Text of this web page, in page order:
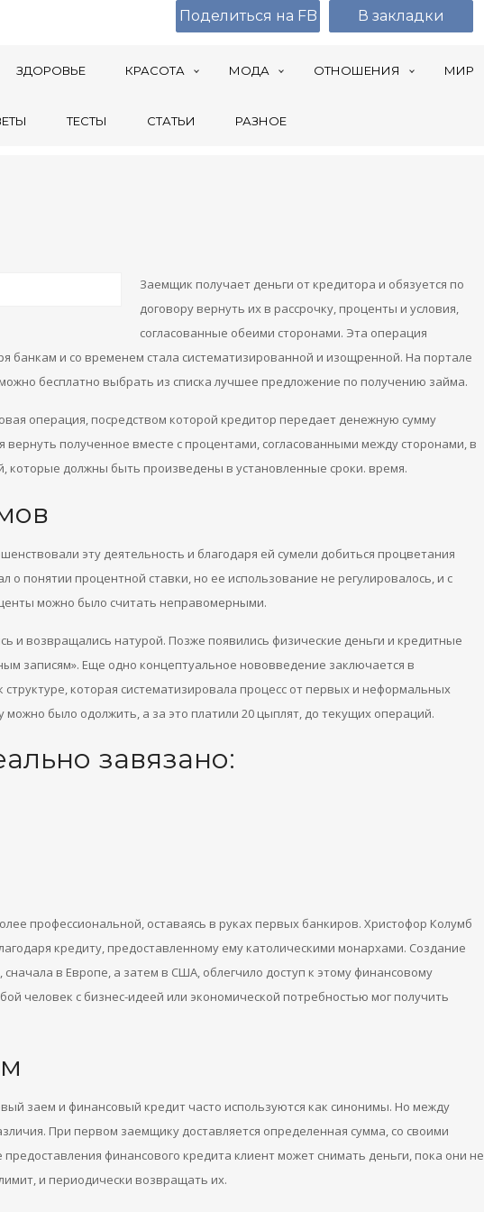
ЗДОРОВЬЕ КРАСОТА МОДА ОТНОШЕНИЯ МИР
ТЕСТЫ СТАТЬИ РАЗНОЕ
Заемщик получает деньги от кредитора и обязуется по
договору вернуть их в рассрочку, проценты и условия,
согласованные обеими сторонами. Эта операция
банкам и со временем стала систематизированной и изощренной. На портале
можно бесплатно выбрать из списка лучшее предложение по получению займа.
операция, посредством которой кредитор передает денежную сумму
вернуть полученное вместе с процентами, согласованными между сторонами, в
которые должны быть произведены в установленные сроки. время.
эту деятельность и благодаря ей сумели добиться процветания
о понятии процентной ставки, но ее использование не регулировалось, и с
можно было считать неправомерными.
и возвращались натурой. Позже появились физические деньги и кредитные
записям». Еще одно концептуальное нововведение заключается в
структуре, которая систематизировала процесс от первых и неформальных
можно было одолжить, а за это платили 20 цыплят, до текущих операций.
завязано:
профессиональной, оставаясь в руках первых банкиров. Христофор Колумб
кредиту, предоставленному ему католическими монархами. Создание
в Европе, а затем в США, облегчило доступ к этому финансовому
человек с бизнес-идеей или экономической потребностью мог получить
заем и финансовый кредит часто используются как синонимы. Но между
При первом заемщику доставляется определенная сумма, со своими
предоставления финансового кредита клиент может снимать деньги, пока они не
и периодически возвращать их.
Поделиться на FB В закладки